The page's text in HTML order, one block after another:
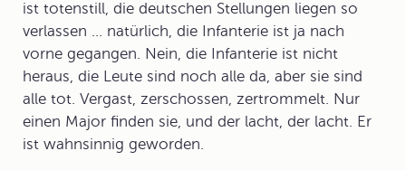
ist totenstill, die deutschen Stellungen liegen so
verlassen ... natürlich, die Infanterie ist ja nach
vorne gegangen. Nein, die Infanterie ist nicht
heraus, die Leute sind noch alle da, aber sie sind
alle tot. Vergast, zerschossen, zertrommelt. Nur
einen Major finden sie, und der lacht, der lacht. Er
ist wahnsinnig geworden.